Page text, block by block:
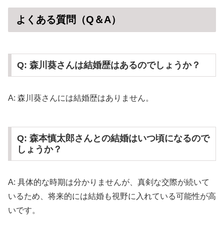
よくある質問（Q＆A）
Q: 森川葵さんは結婚歴はあるのでしょうか？
A: 森川葵さんには結婚歴はありません。
Q: 森本慎太郎さんとの結婚はいつ頃になるので
しょうか？
A: 具体的な時期は分かりませんが、真剣な交際が続いて
いるため、将来的には結婚も視野に入れている可能性が高
いです。